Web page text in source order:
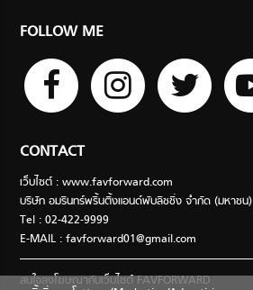
FOLLOW ME
CONTACT
เว็บไซต์ : www.favforward.com
บริษัท อมรินทร์พริ้นติ้งแอนด์พับลิชชิ่ง จำกัด (มหาชน)
Tel : 02-422-9999
E-MAIL :favforward01@gmail.com
สนใจลงโฆษณากับเว็บไซต์ FAVFORWARD